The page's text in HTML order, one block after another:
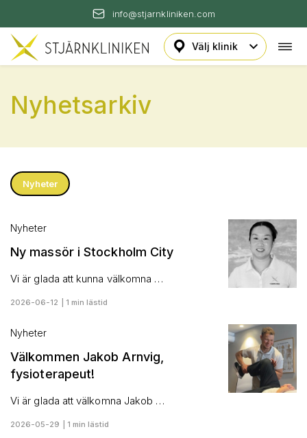
info@stjarnkliniken.com
Hoppa
Nyhetsarkiv
Nyheter
Nyheter
Ny massör i Stockholm City
Vi är glada att kunna välkomna …
2026-06-12 | 1 min lästid
Nyheter
Välkommen Jakob Arnvig,
fysioterapeut!
Vi är glada att välkomna Jakob …
2026-05-29 | 1 min lästid